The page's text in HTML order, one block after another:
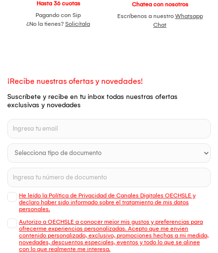
Hasta 36 cuotas
Pagando con Sip
¿No la tienes? Solicítala
Chatea con nosotros
Escríbenos a nuestro Whatsapp
Chat
¡Recibe nuestras ofertas y novedades!
Suscríbete y recibe en tu inbox todas nuestras ofertas
exclusivas y novedades
He leído la Política de Privacidad de Canales Digitales OECHSLE y
declaro haber sido informado sobre el tratamiento de mis datos
personales.
Autorizo a OECHSLE a conocer mejor mis gustos y preferencias para
ofrecerme experiencias personalizadas. Acepto que me envien
contenido personalizado, exclusivo, promociones hechas a mi medida,
novedades, descuentos especiales, eventos y todo lo que se alinee
con lo que realmente me interesa.